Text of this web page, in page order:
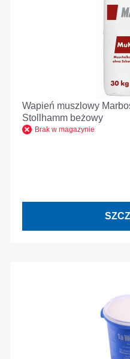
Wapień muszlowy
Stollhamm beżowy
Brak w magazynie